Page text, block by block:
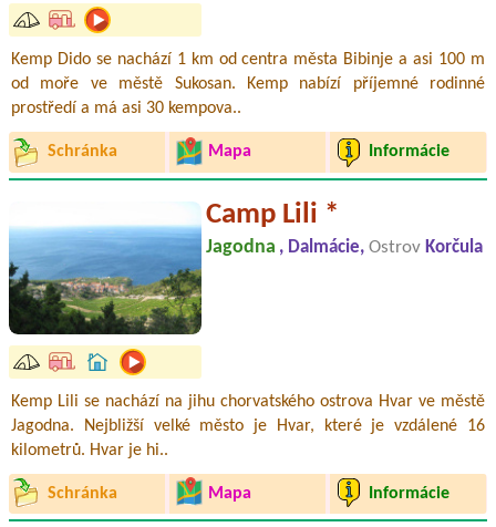
Kemp Dido se nachází 1 km od centra města Bibinje a asi 100 m
od moře ve městě Sukosan. Kemp nabízí příjemné rodinné
prostředí a má asi 30 kempova..
Schránka Mapa Informácie
Camp Lili *
Jagodna , Dalmácie, Ostrov Korčula
Kemp Lili se nachází na jihu chorvatského ostrova Hvar ve městě
Jagodna. Nejbližší velké město je Hvar, které je vzdálené 16
kilometrů. Hvar je hi..
Schránka Mapa Informácie